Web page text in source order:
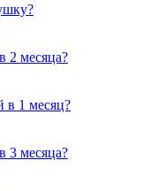
2 месяца?
в 1 месяц?
3 месяца?